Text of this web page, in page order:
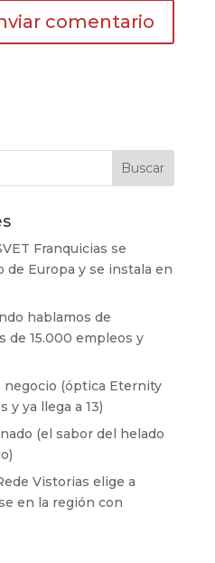
Franquicias se
de Europa y se instala en
hablamos de
de 15.000 empleos y
negocio (óptica Eternity
y ya llega a 13)
(el sabor del helado
Vistorias elige a
en la región con